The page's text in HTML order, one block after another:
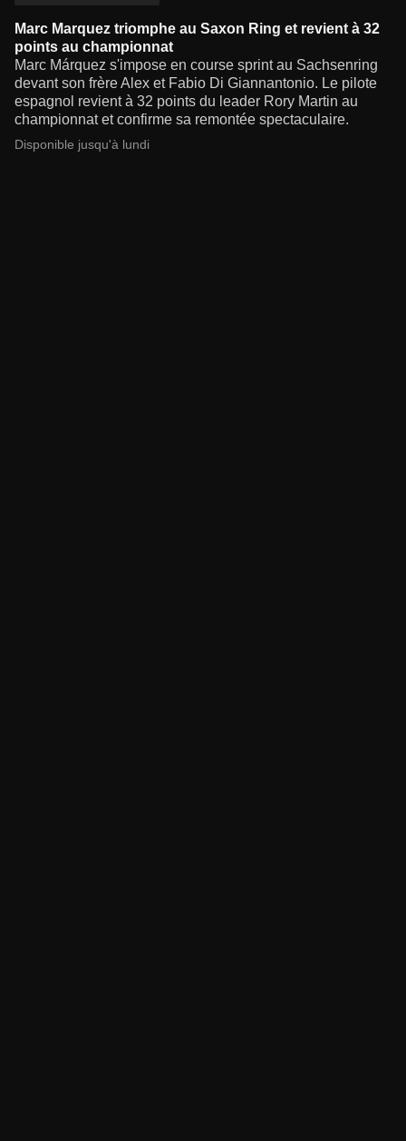
Marc Marquez triomphe au Saxon Ring et revient à 32
points au championnat
Marc Márquez s'impose en course sprint au Sachsenring
devant son frère Alex et Fabio Di Giannantonio. Le pilote
espagnol revient à 32 points du leader Rory Martin au
championnat et confirme sa remontée spectaculaire.
Disponible jusqu'à lundi